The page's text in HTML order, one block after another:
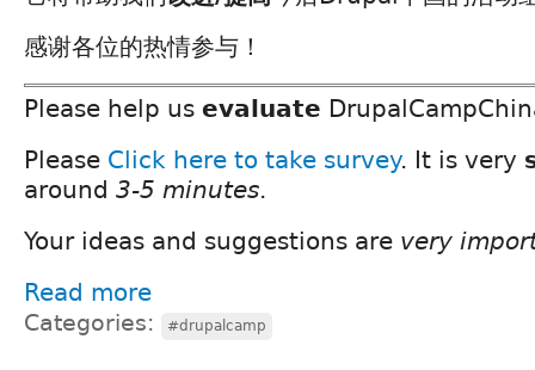
感谢各位的热情参与！
Please help us evaluate
Please Click here to take survey. It is very
around 3-5 minutes.
Your ideas and suggestions are very
Read more
Categories: #drupalcamp